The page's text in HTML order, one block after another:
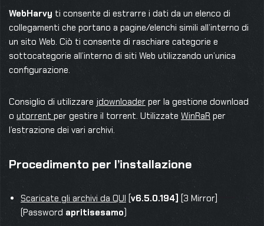
WebHarvy ti consente di estrarre i dati da un elenco di
collegamenti che portano a pagine/elenchi simili all’interno di
un sito Web. Ciò ti consente di raschiare categorie e
sottocategorie all’interno di siti Web utilizzando un’unica
configurazione.
Consiglio di utilizzare jdownloader per la gestione download
o utorrent per gestire il torrent. Utilizzate WinRaR per
l’estrazione dei vari archivi.
Procedimento per l’installazione
Scaricate gli archivi da QUI [v6.5.0.194] [3 Mirror]
(Password apritisesamo)